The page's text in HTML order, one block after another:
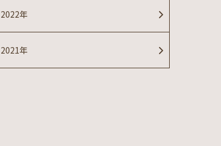
2022年
2021年